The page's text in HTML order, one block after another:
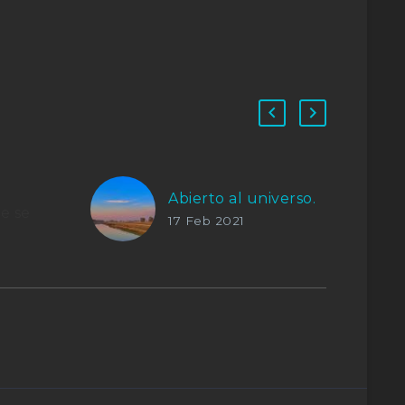
sabe
Abierto al universo.
17 Feb 2021